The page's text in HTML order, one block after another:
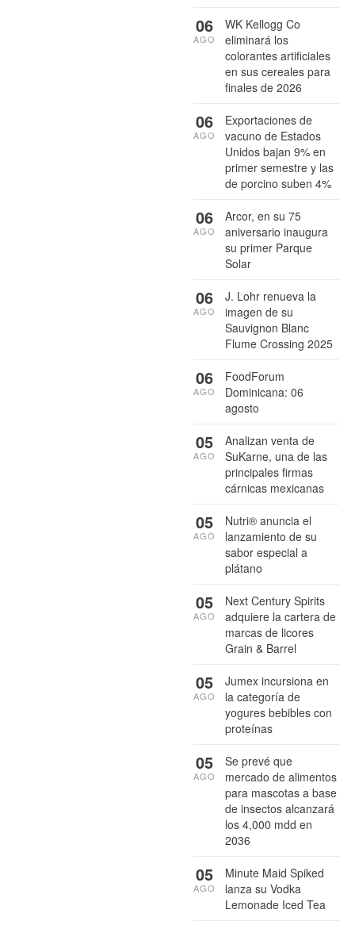
WK Kellogg Co
eliminará los
colorantes artificiales
en sus cereales para
finales de 2026
06
AGO
Exportaciones de
vacuno de Estados
Unidos bajan 9% en
primer semestre y las
de porcino suben 4%
06
AGO
Arcor, en su 75
aniversario inaugura
su primer Parque
Solar
06
AGO
J. Lohr renueva la
imagen de su
Sauvignon Blanc
Flume Crossing 2025
06
AGO
FoodForum
Dominicana: 06
agosto
06
AGO
Analizan venta de
SuKarne, una de las
principales firmas
cárnicas mexicanas
05
AGO
Nutri® anuncia el
lanzamiento de su
sabor especial a
plátano
05
AGO
Next Century Spirits
adquiere la cartera de
marcas de licores
Grain & Barrel
05
AGO
Jumex incursiona en
la categoría de
yogures bebibles con
proteínas
05
AGO
Se prevé que
mercado de alimentos
para mascotas a base
de insectos alcanzará
los 4,000 mdd en
2036
05
AGO
Minute Maid Spiked
lanza su Vodka
Lemonade Iced Tea
05
AGO